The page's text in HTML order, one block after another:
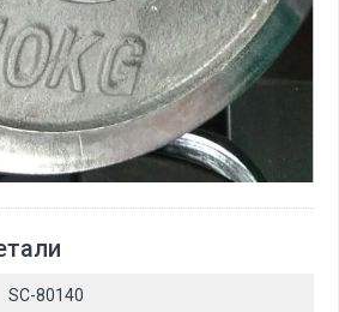
SC-80140